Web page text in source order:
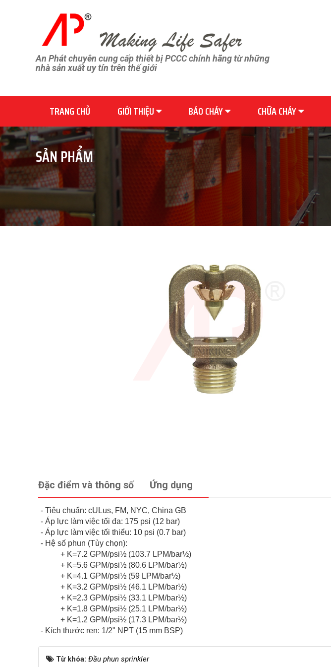
An Phát chuyên cung cấp thiết bị PCCC chính hãng từ những
nhà sản xuất uy tín trên thế giới
TRANG CHỦ GIỚI THIỆU BÁO CHÁY CHỮA CHÁY
SẢN PHẨM
Đặc điểm và thông số Ứng dụng
- Tiêu chuẩn: cULus, FM, NYC, China GB
- Áp lực làm việc tối đa: 175 psi (12 bar)
- Áp lực làm việc tối thiểu: 10 psi (0.7 bar)
- Hệ số phun (Tùy chọn):
+ K=7.2 GPM/psi½ (103.7 LPM/bar½)
+ K=5.6 GPM/psi½ (80.6 LPM/bar½)
+ K=4.1 GPM/psi½ (59 LPM/bar½)
+ K=3.2 GPM/psi½ (46.1 LPM/bar½)
+ K=2.3 GPM/psi½ (33.1 LPM/bar½)
+ K=1.8 GPM/psi½ (25.1 LPM/bar½)
+ K=1.2 GPM/psi½ (17.3 LPM/bar½)
- Kích thước ren: 1/2" NPT (15 mm BSP)
Từ khóa: Đầu phun sprinkler